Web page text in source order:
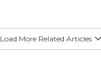
Load More Related Articles